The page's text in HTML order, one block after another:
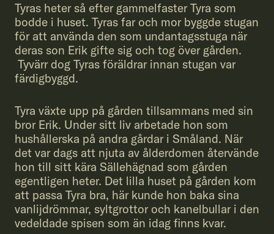
Tyras heter så efter gammelfaster Tyra som
bodde i huset. Tyras far och mor byggde stugan
för att använda den som undantagsstuga när
deras son Erik gifte sig och tog över gården.
Tyvärr dog Tyras föräldrar innan stugan var
färdigbyggd.
Tyra växte upp på gården tillsammans med sin
bror Erik. Under sitt liv arbetade hon som
hushållerska på andra gårdar i Småland. När
det var dags att njuta av ålderdomen återvände
hon till sitt kära Sällehägnad som gården
egentligen heter. Det lilla huset på gården kom
att passa Tyra bra, här kunde hon baka sina
vanlijdrömmar, syltgrottor och kanelbullar i den
vedeldade spisen som än idag finns kvar.